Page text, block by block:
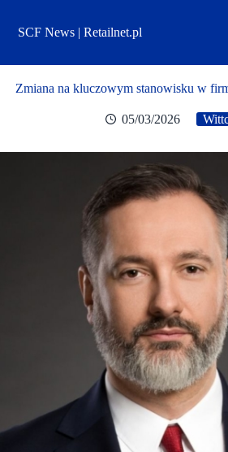
treściSCF News | Retailnet.pl
Zmiana na kluczowym stanowisku w
05/03/2026